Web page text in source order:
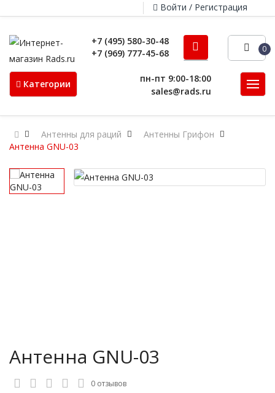
Войти / Регистрация
+7 (495) 580-30-48
+7 (969) 777-45-68
0
Категории
пн-пт 9:00-18:00
sales@rads.ru
Антенны для раций
Антенны Грифон
Антенна GNU-03
Антенна GNU-03
0 отзывов